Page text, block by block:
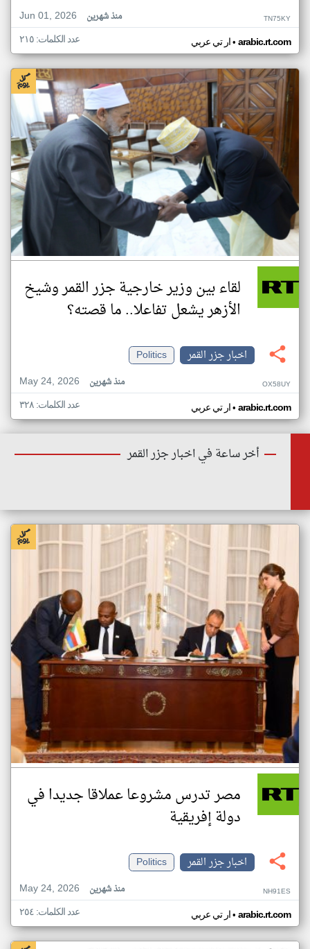
Jun 01, 2026
منذ شهرين TN75KY
ار تي عربي• arabic.rt.com عدد الكلمات: ٢١٥
لقاء بين وزير خارجية جزر القمر وشيخ
الأزهر يشعل تفاعلا.. ما قصته؟
اخبار جزر القمر
Politics
May 24, 2026
منذ شهرين OX58UY
ار تي عربي• arabic.rt.com عدد الكلمات: ٣٢٨
أخر ساعة في اخبار جزر القمر
مصر تدرس مشروعا عملاقا جديدا في
دولة إفريقية
اخبار جزر القمر
Politics
May 24, 2026
منذ شهرين NH91ES
ار تي عربي• arabic.rt.com عدد الكلمات: ٢٥٤